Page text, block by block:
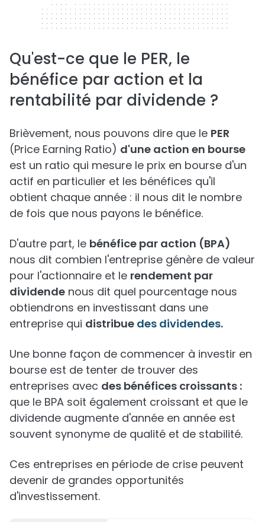
320 x 50
Qu'est-ce que le PER, le
bénéfice par action et la
rentabilité par dividende ?
Brièvement, nous pouvons dire que le PER
(Price Earning Ratio) d'une action en bourse
est un ratio qui mesure le prix en bourse d'un
actif en particulier et les bénéfices qu'il
obtient chaque année : il nous dit le nombre
de fois que nous payons le bénéfice.
D'autre part, le bénéfice par action (BPA)
nous dit combien l'entreprise génère de valeur
pour l'actionnaire et le rendement par
dividende nous dit quel pourcentage nous
obtiendrons en investissant dans une
entreprise qui distribue des dividendes.
Une bonne façon de commencer à investir en
bourse est de tenter de trouver des
entreprises avec des bénéfices croissants :
que le BPA soit également croissant et que le
dividende augmente d'année en année est
souvent synonyme de qualité et de stabilité.
Ces entreprises en période de crise peuvent
devenir de grandes opportunités
d'investissement.